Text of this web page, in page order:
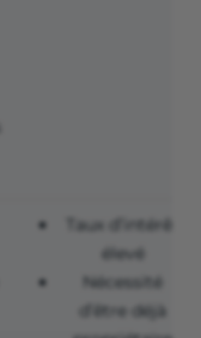
Taux d’intérêt
élevé
Nécessité
d’être déjà